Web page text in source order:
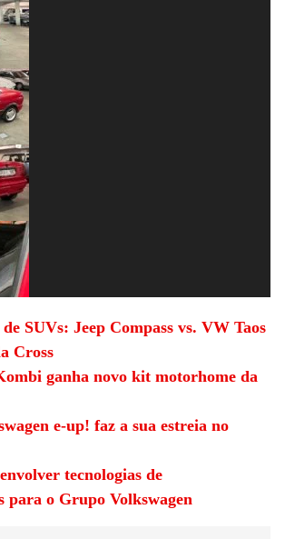
SUVs: Jeep Compass vs. VW Taos
Cross
ganha novo kit motorhome da
e-up! faz a sua estreia no
tecnologias de
para o Grupo Volkswagen